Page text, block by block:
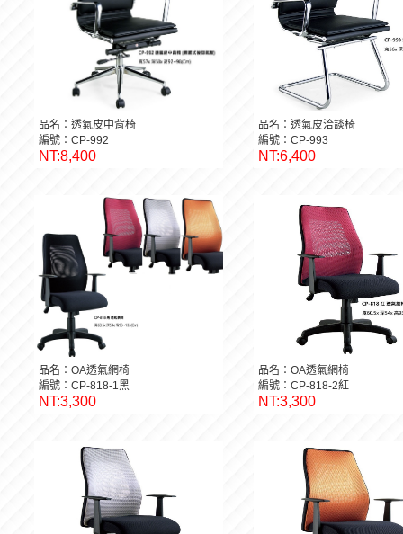
品名：透氣皮中背椅
編號：CP-992
NT:8,400
品名：透氣皮洽談椅
編號：CP-993
NT:6,400
品名：OA透氣網椅
編號：CP-818-1黑
NT:3,300
品名：OA透氣網椅
編號：CP-818-2紅
NT:3,300